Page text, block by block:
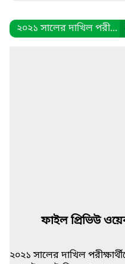
২০২১ সালের দাখিল পরী...
ফাইল প্রিভিউ
২০২১ সালের দাখিল